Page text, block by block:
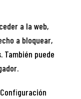
a la web,
a bloquear,
También puede